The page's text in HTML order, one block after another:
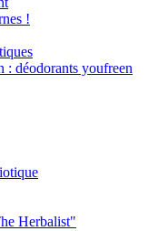
!
: déodorants youfreen
Herbalist"